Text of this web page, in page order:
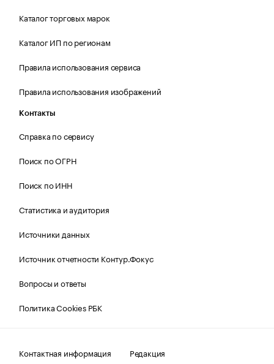
Каталог торговых марок
Каталог ИП по регионам
Правила использования сервиса
Правила использования изображений
Контакты
Справка по сервису
Поиск по ОГРН
Поиск по ИНН
Статистика и аудитория
Источники данных
Источник отчетности Контур.Фокус
Вопросы и ответы
Политика Cookies РБК
Контактная информация Редакция